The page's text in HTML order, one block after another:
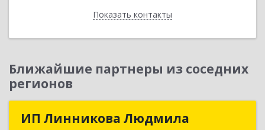
Показать контакты
Назад
Ближайшие партнеры из соседних
регионов
ИП Линникова Людмила
ИП Линникова Людмила